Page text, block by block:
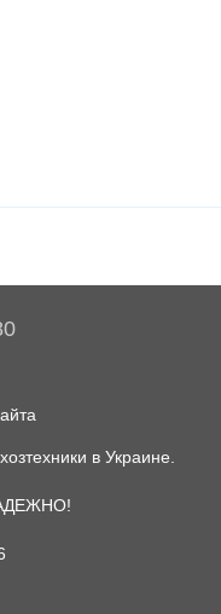
в Украине.